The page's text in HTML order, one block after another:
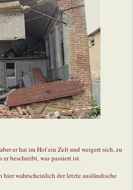
er hat im Hof ein Zelt und weigert sich, zu
beschreibt, was passiert ist.
hier wahrscheinlich der letzte ausländische